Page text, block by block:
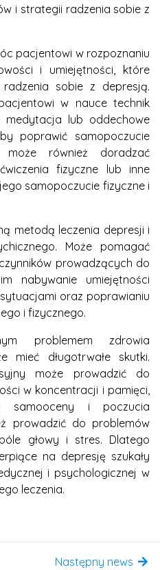
i strategii radzenia sobie z
pacjentowi w rozpoznaniu
i umiejętności, które
sobie z depresją.
w nauce technik
medytacja lub oddechowe
poprawić samopoczucie
może również doradzać
fizyczne lub inne
samopoczucie fizyczne i
metodą leczenia depresji i
Może pomagać
prowadzących do
nabywanie umiejętności
oraz poprawianiu
i fizycznego.
problemem zdrowia
mieć długotrwałe skutki.
może prowadzić do
w koncentracji i pamięci,
i poczucia
prowadzić do problemów
głowy i stres. Dlatego
na depresję szukały
i psychologicznej w
leczenia.
Następny news